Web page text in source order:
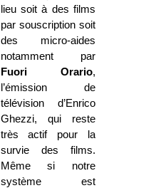
lieu soit à des films
par souscription soit
des micro-aides
notamment par
Fuori Orario,
l’émission de
télévision d’Enrico
Ghezzi, qui reste
très actif pour la
survie des films.
Même si notre
système est